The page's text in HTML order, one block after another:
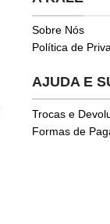
Sobre Nós
Política de
AJUDA E
Trocas e
Formas de